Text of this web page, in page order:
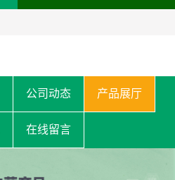
公司动态 产品展厅
在线留言